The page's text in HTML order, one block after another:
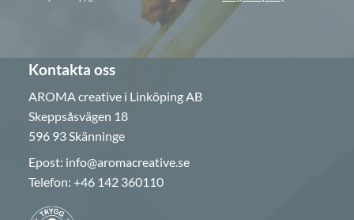
Kontakta oss
AROMA creative i Linköping AB
Skeppsåsvägen 18
596 93 Skänninge
Epost: info@aromacreative.se
Telefon: +46 142 360110